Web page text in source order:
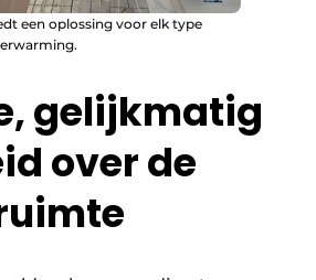
een oplossing voor elk type
gelijkmatig
over de